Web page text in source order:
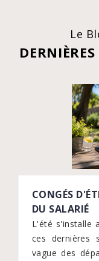
Le
CONGÉS
DU SALARIÉ
L'été s'installe
ces dernières
vague des